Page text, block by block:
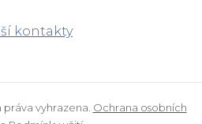
kontakty
práva vyhrazena. Ochrana osobních